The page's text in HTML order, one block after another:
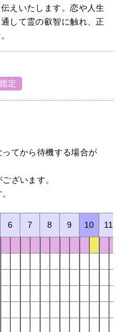
えいたします。恋や人生
して霊の叡智に触れ、正
定
てから待機する場合が
ざいます。
6 7 8 9 10 11